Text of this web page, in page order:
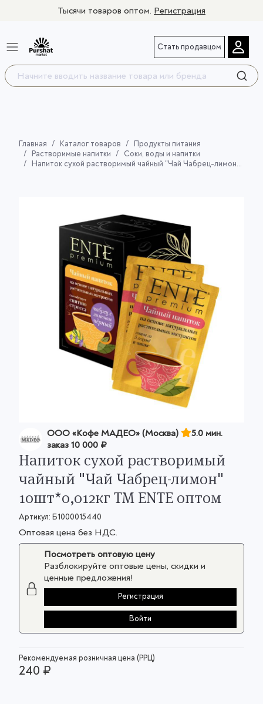
Тысячи товаров оптом. Регистрация
Стать продавцом
Главная Каталог товаров
Продукты питания
Растворимые напитки
Соки, воды и напитки
Напиток сухой растворимый чайный "Чай Чабрец-лимон" 10шт*0,012кг ТМ ENTE
OOO «Кофе МАДЕО» (Москва)
5.0 мин.
заказ10 000 ₽
Напиток сухой растворимый
чайный "Чай Чабрец-лимон"
10шт*0,012кг ТМ ENTE оптом
Артикул: Б1000015440
Оптовая цена без НДС.
Посмотреть оптовую цену
Разблокируйте оптовые цены, скидки и
ценные предложения!
Регистрация
Войти
Рекомендуемая розничная цена (РРЦ)
240 ₽